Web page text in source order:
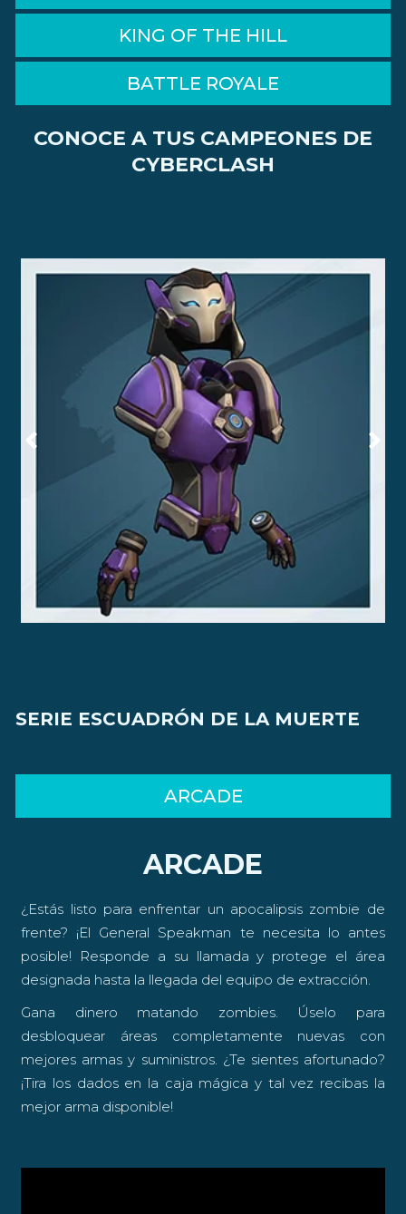
KING OF THE HILL
BATTLE ROYALE
CONOCE A TUS CAMPEONES DE
CYBERCLASH
SERIE ESCUADRÓN DE LA MUERTE
ARCADE
ARCADE
¿Estás listo para enfrentar un apocalipsis zombie de
frente? ¡El General Speakman te necesita lo antes
posible! Responde a su llamada y protege el área
designada hasta la llegada del equipo de extracción.
Gana dinero matando zombies. Úselo para
desbloquear áreas completamente nuevas con
mejores armas y suministros. ¿Te sientes afortunado?
¡Tira los dados en la caja mágica y tal vez recibas la
mejor arma disponible!